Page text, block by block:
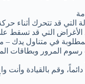
التي قد تتحرك أثناء
الأغراض التي قد تسقط
في متناول يدك
رسوم المرور وبطاقات
دائماً، وقم بالقيادة